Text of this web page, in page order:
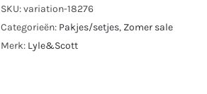
SKU:variation-18276
Categorieën: Pakjes/setjes, Zomer sale
Merk: Lyle&Scott